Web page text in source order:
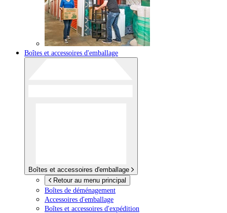
Boîtes et accessoires d'emballage
Boîtes et accessoires d'emballage
Retour au menu principal
Boîtes de déménagement
Accessoires d'emballage
Boîtes et accessoires d'expédition